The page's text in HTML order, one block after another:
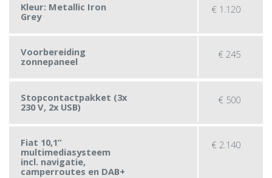
Kleur: Metallic Iron
Grey
€ 1.120
Voorbereiding
zonnepaneel
€245
Stopcontactpakket (3x
230 V, 2x USB)
€ 500
Fiat 10,1”
multimediasysteem
incl. navigatie,
camperroutes en DAB+
€2.140